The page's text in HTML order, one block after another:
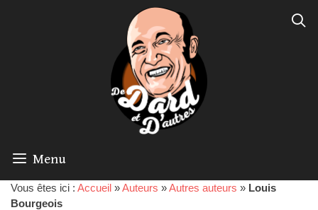
Menu
Vous êtes ici : Accueil »Auteurs »Autres auteurs » Louis
Bourgeois